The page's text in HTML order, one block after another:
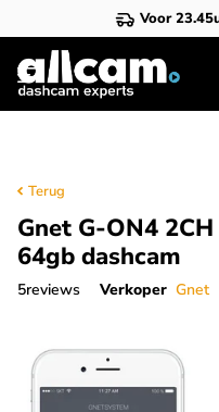
Voor
Terug
Gnet G-ON4
64gb dashcam
5reviews Verkoper Gnet